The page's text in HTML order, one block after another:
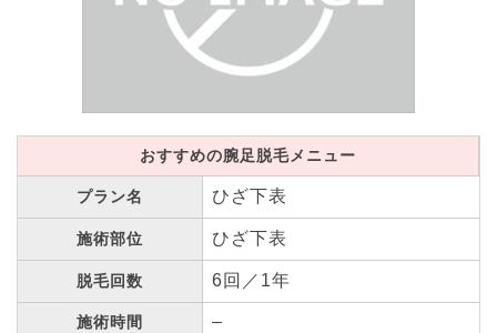
おすすめの腕足脱毛メニュー
プラン名 ひざ下表
施術部位 ひざ下表
脱毛回数 6回／1年
施術時間 –